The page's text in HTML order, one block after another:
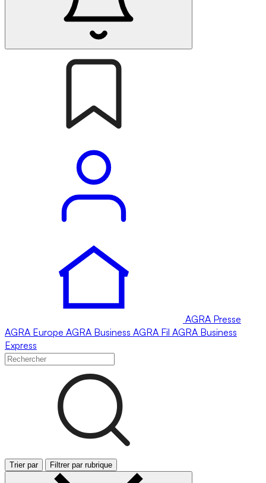
AGRA Presse
AGRA Europe AGRA Business AGRA Fil AGRA Business
Express
Trier par Filtrer par rubrique